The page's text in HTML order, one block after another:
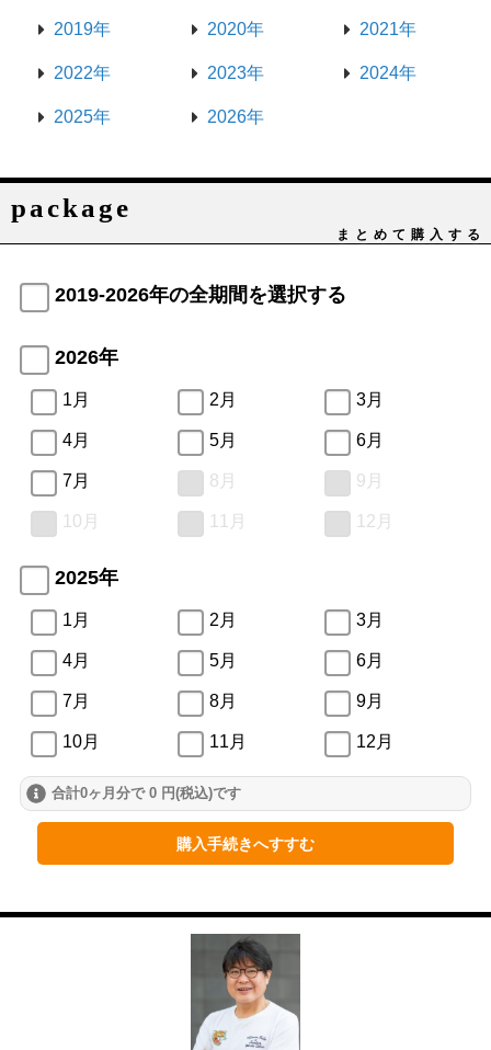
2019年 2020年 2021年
2022年 2023年 2024年
2025年 2026年
package
まとめて購入する
2019-2026年の全期間を選択する
2026年
1月 2月 3月
4月 5月 6月
7月 8月 9月
10月 11月 12月
2025年
1月 2月 3月
4月 5月 6月
7月 8月 9月
10月 11月 12月
2024年
2月
7月 8月 9月
11月
合計0ヶ月分で 0 円(税込)です
購入手続きへすすむ